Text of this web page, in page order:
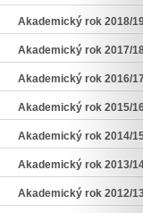
Akademický rok 2018/
Akademický rok 2017/
Akademický rok 2016/17
Akademický rok 2015/
Akademický rok 2014/
Akademický rok 2013/
Akademický rok 2012/